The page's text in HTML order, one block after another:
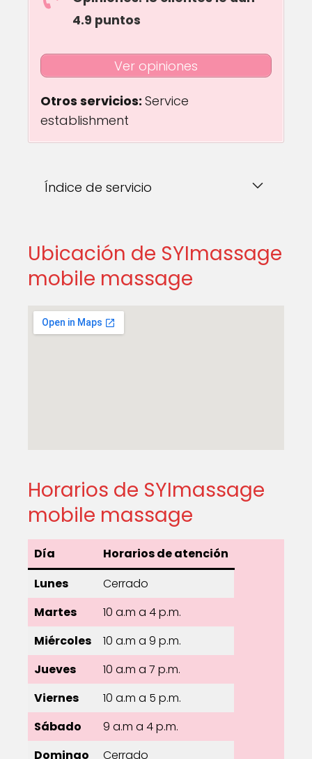
4.9 puntos
Ver opiniones
Otros servicios: Service
establishment
Índice de servicio
Ubicación de SYImassage
mobile massage
Horarios de SYImassage
mobile massage
Día
Horarios de atención
Lunes
Cerrado
Martes
10 a.m a 4 p.m.
Miércoles
10 a.m a 9 p.m.
Jueves
10 a.m a 7 p.m.
Viernes
10 a.m a 5 p.m.
Sábado
9 a.m a 4 p.m.
Domingo
Cerrado